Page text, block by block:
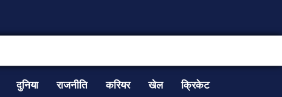
दुनिया राजनीति करियर खेल क्रिकेट